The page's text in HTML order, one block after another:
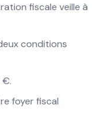
fiscale veille à
conditions
€.
foyer fiscal